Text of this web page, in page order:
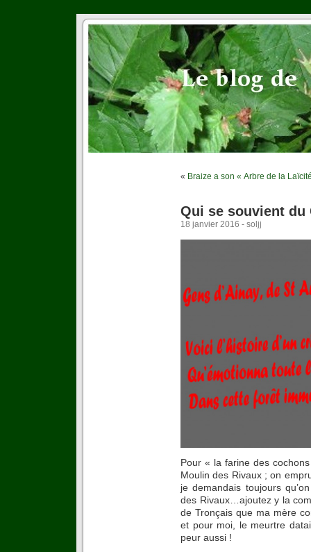
« Braize a son « Arbre de la
Qui se souvient du
18 janvier 2016 - soljj
Pour « la farine des
Moulin des Rivaux ; on
je demandais toujours
des Rivaux…ajoutez y la
de Tronçais que ma mère
et pour moi, le meurtre
peur aussi !